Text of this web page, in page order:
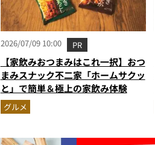
2026/07/09 10:00 PR
【家飲みおつまみはこれ一択】おつ
まみスナック不二家「ホームサクッ
と」で簡単＆極上の家飲み体験
グルメ